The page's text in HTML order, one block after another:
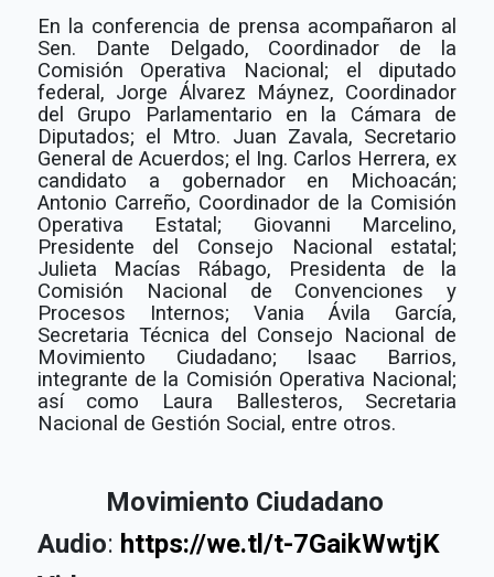
En la conferencia de prensa acompañaron al
Sen. Dante Delgado, Coordinador de la
Comisión Operativa Nacional; el diputado
federal, Jorge Álvarez Máynez, Coordinador
del Grupo Parlamentario en la Cámara de
Diputados; el Mtro. Juan Zavala, Secretario
General de Acuerdos; el Ing. Carlos Herrera, ex
candidato a gobernador en Michoacán;
Antonio Carreño, Coordinador de la Comisión
Operativa Estatal; Giovanni Marcelino,
Presidente del Consejo Nacional estatal;
Julieta Macías Rábago, Presidenta de la
Comisión Nacional de Convenciones y
Procesos Internos; Vania Ávila García,
Secretaria Técnica del Consejo Nacional de
Movimiento Ciudadano; Isaac Barrios,
integrante de la Comisión Operativa Nacional;
así como Laura Ballesteros, Secretaria
Nacional de Gestión Social, entre otros.
Movimiento Ciudadano
Audio: https://we.tl/t-7GaikWwtjK